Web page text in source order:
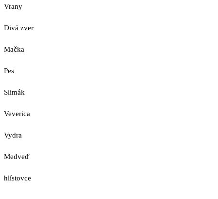
Vrany
Divá zver
Mačka
Pes
Slimák
Veverica
Vydra
Medveď
hlístovce